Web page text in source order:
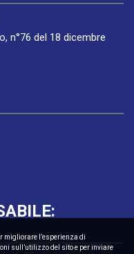
n°76 del 18 dicembre
migliorare l’esperienza di
sull’utilizzo del sito e per inviare